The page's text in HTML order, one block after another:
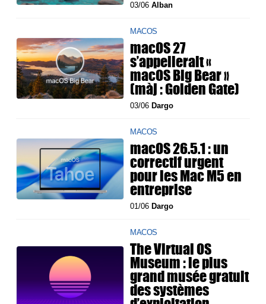
03/06Alban
MACOS
macOS 27
s’appellerait «
macOS Big Bear »
(màj : Golden Gate)
03/06 Dargo
MACOS
macOS 26.5.1 : un
correctif urgent
pour les Mac M5 en
entreprise
01/06 Dargo
MACOS
The Virtual OS
Museum : le plus
grand musée gratuit
des systèmes